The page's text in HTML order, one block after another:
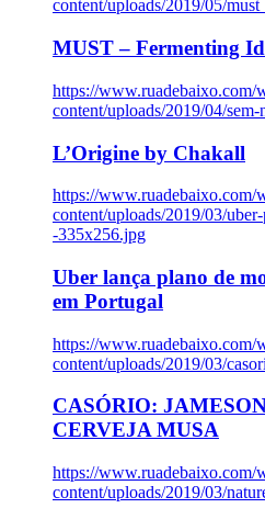
content/uploads/2019/05/
MUST – Fermenting
https://www.ruadebaixo.com/
content/uploads/2019/04/
L’Origine by Chakall
https://www.ruadebaixo.com/
content/uploads/2019/03/
-335x256.jpg
Uber lança plano de
em Portugal
https://www.ruadebaixo.com/
content/uploads/2019/03/
CASÓRIO:
CERVEJA MUSA
https://www.ruadebaixo.com/
content/uploads/2019/03/